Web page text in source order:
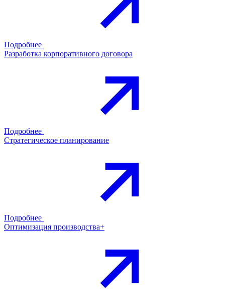
Подробнее
Разработка корпоративного договора
Подробнее
Стратегическое планирование
Подробнее
Оптимизация производства+